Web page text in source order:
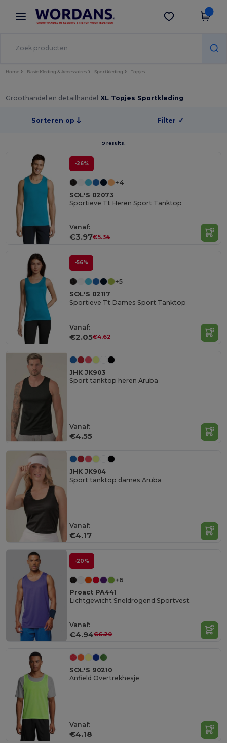
× Wordans-app
Betere prijzen in de app!
Download app
Home Basic Kleding & Accessoires Sportkleding Topjes
Groothandel en detailhandel XL Topjes Sportkleding
Sorteren op Filter ✓
9 results.
-26%
+4
SOL'S 02073
Sportieve Tt Heren Sport Tanktop
Vanaf:
€3.97€5.34
-56%
+5
SOL'S 02117
Sportieve Tt Dames Sport Tanktop
Vanaf:
€2.05€4.62
JHK JK903
Sport tanktop heren Aruba
Vanaf:
€4.55
JHK JK904
Sport tanktop dames Aruba
Vanaf:
€4.17
-20%
+6
Proact PA441
Lichtgewicht Sneldrogend Sportvest
Vanaf:
€4.94€6.20
SOL'S 90210
Anfield Overtrekhesje
Vanaf:
€4.18